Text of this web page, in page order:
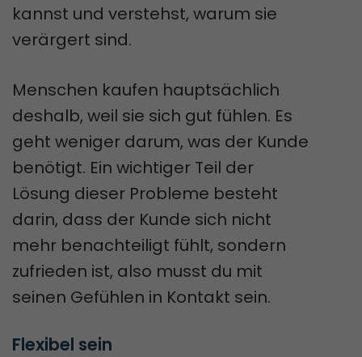
kannst und verstehst, warum sie
verärgert sind.
Menschen kaufen hauptsächlich
deshalb, weil sie sich gut fühlen. Es
geht weniger darum, was der Kunde
benötigt. Ein wichtiger Teil der
Lösung dieser Probleme besteht
darin, dass der Kunde sich nicht
mehr benachteiligt fühlt, sondern
zufrieden ist, also musst du mit
seinen Gefühlen in Kontakt sein.
Flexibel sein